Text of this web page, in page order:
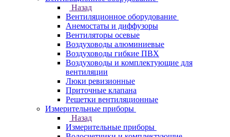
Назад
Вентиляционное оборудование
Анемостаты и диффузоры
Вентиляторы осевые
Воздуховоды алюминиевые
Воздуховоды гибкие ПВХ
Воздуховоды и комплектующие для
вентиляции
Люки ревизионные
Приточные клапана
Решетки вентиляционные
Измерительные приборы
Назад
Измерительные приборы